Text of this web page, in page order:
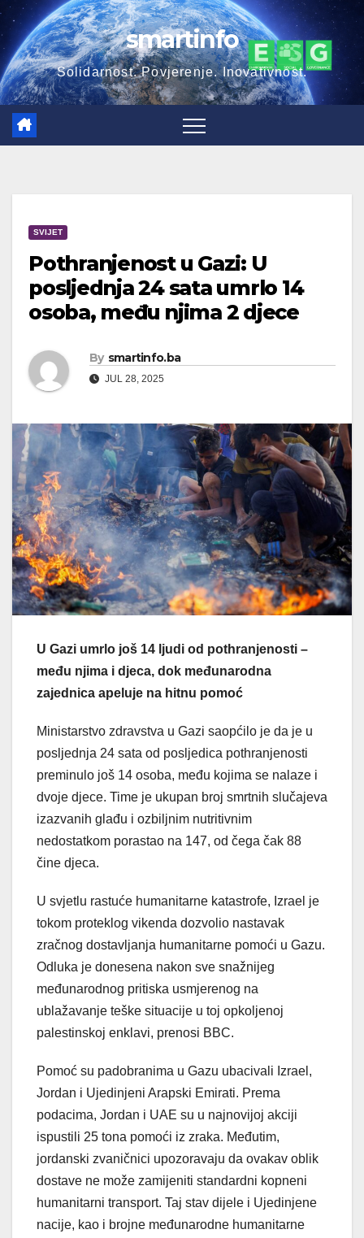
Skip
to
content
smartinfo
Solidarnost. Povjerenje. Inovativnost.
SVIJET
Pothranjenost u Gazi: U
posljednja 24 sata umrlo 14
osoba, među njima 2 djece
By smartinfo.ba
JUL 28, 2025
U Gazi umrlo još 14 ljudi od pothranjenosti –
među njima i djeca, dok međunarodna
zajednica apeluje na hitnu pomoć
Ministarstvo zdravstva u Gazi saopćilo je da je u
posljednja 24 sata od posljedica pothranjenosti
preminulo još 14 osoba, među kojima se nalaze i
dvoje djece. Time je ukupan broj smrtnih slučajeva
izazvanih glađu i ozbiljnim nutritivnim
nedostatkom porastao na 147, od čega čak 88
čine djeca.
U svjetlu rastuće humanitarne katastrofe, Izrael je
tokom proteklog vikenda dozvolio nastavak
zračnog dostavljanja humanitarne pomoći u Gazu.
Odluka je donesena nakon sve snažnijeg
međunarodnog pritiska usmjerenog na
ublažavanje teške situacije u toj opkoljenoj
palestinskoj enklavi, prenosi BBC.
Pomoć su padobranima u Gazu ubacivali Izrael,
Jordan i Ujedinjeni Arapski Emirati. Prema
podacima, Jordan i UAE su u najnovijoj akciji
ispustili 25 tona pomoći iz zraka. Međutim,
jordanski zvaničnici upozoravaju da ovakav oblik
dostave ne može zamijeniti standardni kopneni
humanitarni transport. Taj stav dijele i Ujedinjene
nacije, kao i brojne međunarodne humanitarne